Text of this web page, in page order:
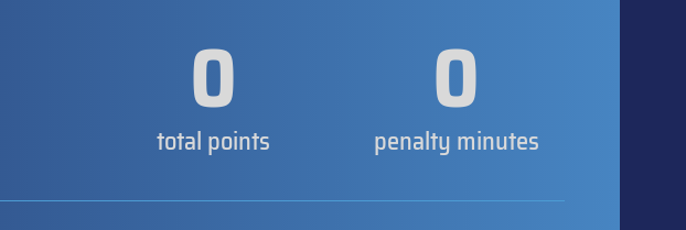
0
total points 0
penalty minutes